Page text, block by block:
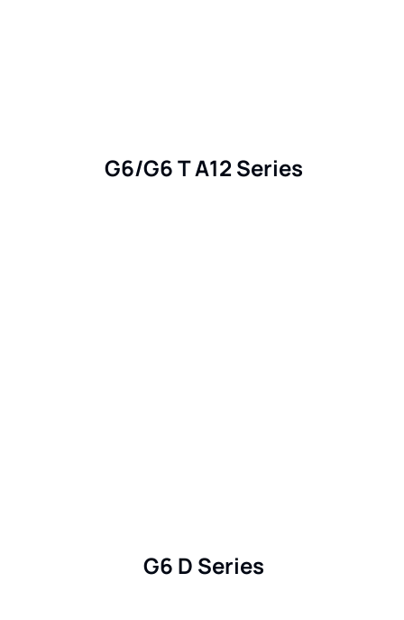
G6/G6 T A12 Series
G6 D Series